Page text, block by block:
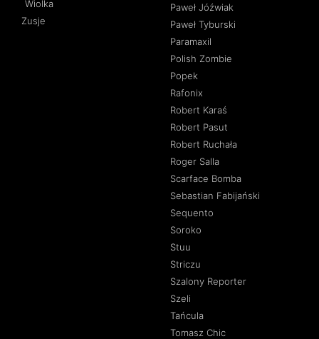
Wiolka
Zusje
Paweł Jóźwiak
Paweł Tyburski
Paramaxil
Polish Zombie
Popek
Rafonix
Robert Karaś
Robert Pasut
Robert Ruchała
Roger Salla
Scarface Bomba
Sebastian Fabijański
Sequento
Soroko
Stuu
Striczu
Szalony Reporter
Szeli
Tańcula
Tomasz Chic